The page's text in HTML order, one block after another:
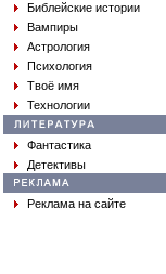
Библейские истории
Вампиры
Астрология
Психология
Твоё имя
Технологии
Фантастика
Детективы
Реклама на сайте